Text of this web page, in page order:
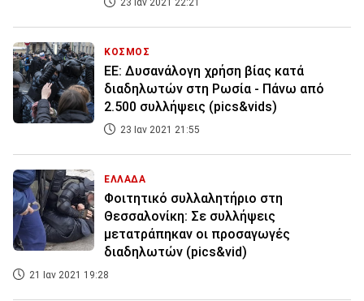
23 Ιαν 2021 22:21
ΚΟΣΜΟΣ
ΕΕ: Δυσανάλογη χρήση βίας κατά
διαδηλωτών στη Ρωσία - Πάνω από
2.500 συλλήψεις (pics&vids)
23 Ιαν 2021 21:55
ΕΛΛΑΔΑ
Φοιτητικό συλλαλητήριο στη
Θεσσαλονίκη: Σε συλλήψεις
μετατράπηκαν οι προσαγωγές
διαδηλωτών (pics&vid)
21 Ιαν 2021 19:28